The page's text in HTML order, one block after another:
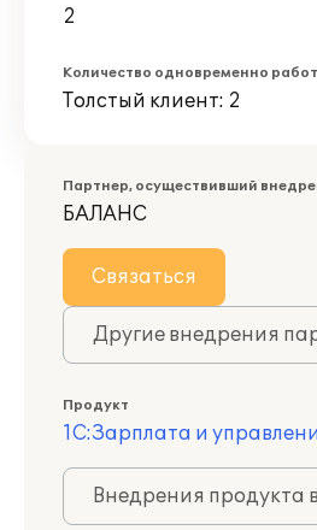
2
Количество одновременно
Толстый клиент: 2
Партнер, осуществивший
БАЛАНС
Связаться
Другие внедрения
Продукт
1С:Зарплата и
Внедрения продукта